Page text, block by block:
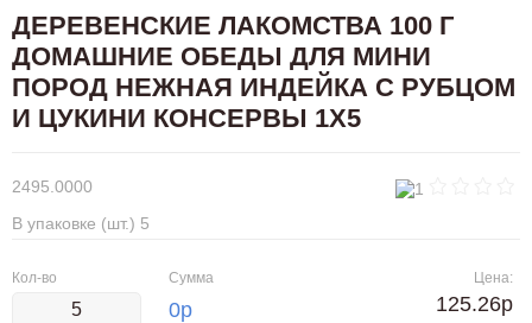
ДЕРЕВЕНСКИЕ ЛАКОМСТВА 100 Г
ДОМАШНИЕ ОБЕДЫ ДЛЯ МИНИ
ПОРОД НЕЖНАЯ ИНДЕЙКА С РУБЦОМ
И ЦУКИНИ КОНСЕРВЫ 1Х5
2495.0000
В упаковке (шт.) 5
Кол-во Сумма
0р
Цена:
125.26р